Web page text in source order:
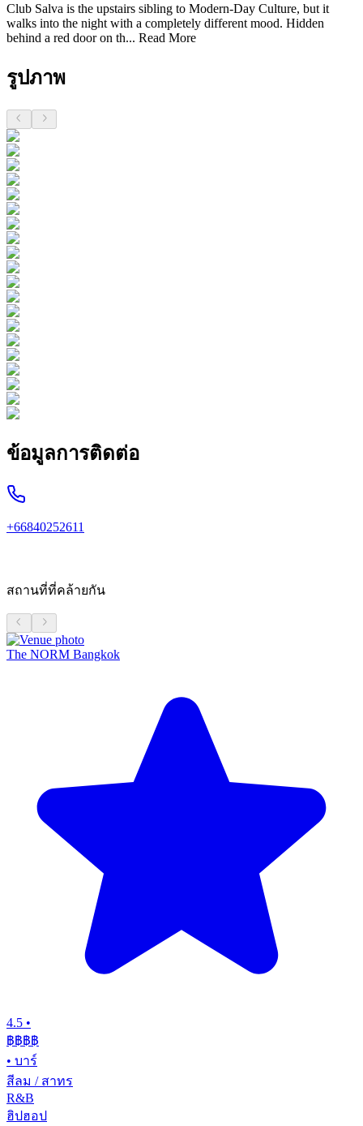
Club Salva is the upstairs sibling to Modern-Day Culture, but it
walks into the night with a completely different mood. Hidden
behind a red door on th... Read More
รูปภาพ
ข้อมูลการติดต่อ
+66840252611
สถานที่ที่คล้ายกัน
The NORM Bangkok
4.5 •
฿฿฿฿
• บาร์
สีลม / สาทร
R&B
ฮิปฮอป